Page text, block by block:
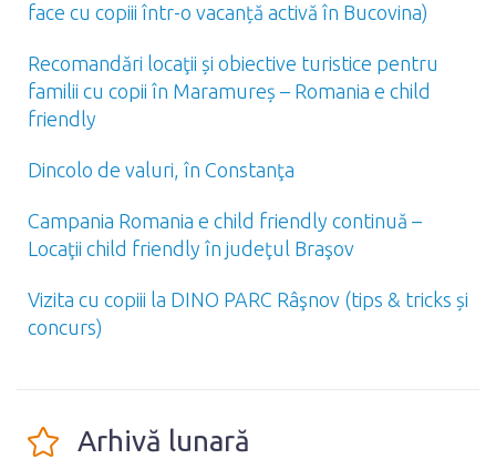
face cu copiii într-o vacanță activă în Bucovina)
Recomandări locaţii și obiective turistice pentru
familii cu copii în Maramureș – Romania e child
friendly
Dincolo de valuri, în Constanţa
Campania Romania e child friendly continuă –
Locaţii child friendly în judeţul Braşov
Vizita cu copiii la DINO PARC Râşnov (tips & tricks și
concurs)
Arhivă lunară